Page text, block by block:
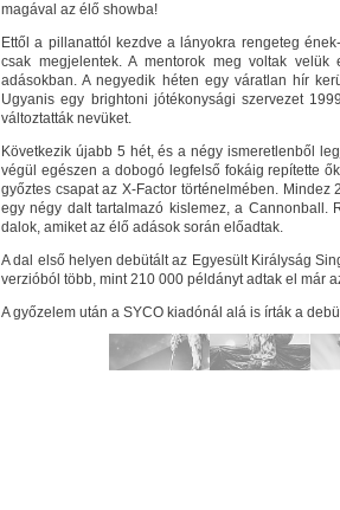
magával az élő showba!
Ettől a pillanattól kezdve a lányokra rengeteg
csak megjelentek. A mentorok meg voltak
adásokban. A negyedik héten egy váratlan hír
Ugyanis egy brightoni jótékonysági szervezet
változtatták nevüket.
Következik újabb 5 hét, és a négy ismeretlenből
végül egészen a dobogó legfelső fokáig repítette
győztes csapat az X-Factor történelmében. Mindez
egy négy dalt tartalmazó kislemez, a Cannonball.
dalok, amiket az élő adások során előadtak.
A dal első helyen debütált az Egyesült Királyság
verzióból több, mint 210 000 példányt adtak el már
A győzelem után a SYCO kiadónál alá is írták a